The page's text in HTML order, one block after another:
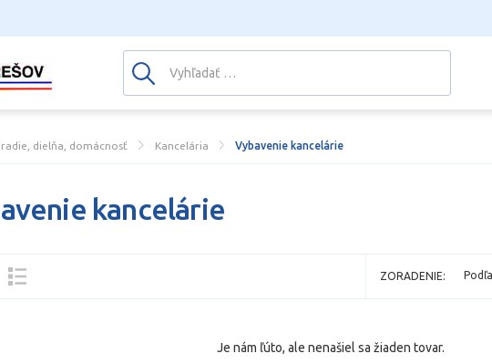
dielňa, domácnosť Kancelária Vybavenie kancelárie
kancelárie
ZORADENIE:
Je nám ľúto, ale nenašiel sa žiaden tovar.